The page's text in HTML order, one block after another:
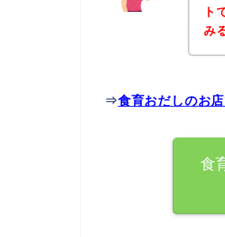
ト
み
⇒食育おだしのお
食